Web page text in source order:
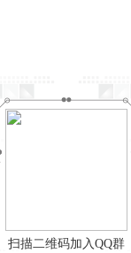
扫描二维码加入QQ群